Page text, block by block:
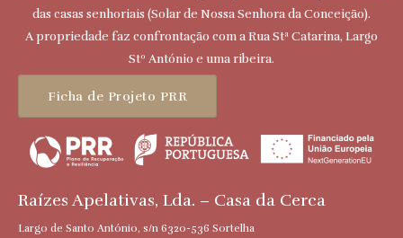
das casas senhoriais (Solar de Nossa Senhora da Conceição).
A propriedade faz confrontação com a Rua Stª Catarina, Largo
Stº António e uma ribeira.
Ficha de Projeto PRR
Raízes Apelativas, Lda. – Casa da Cerca
Largo de Santo António, s/n 6320-536 Sortelha